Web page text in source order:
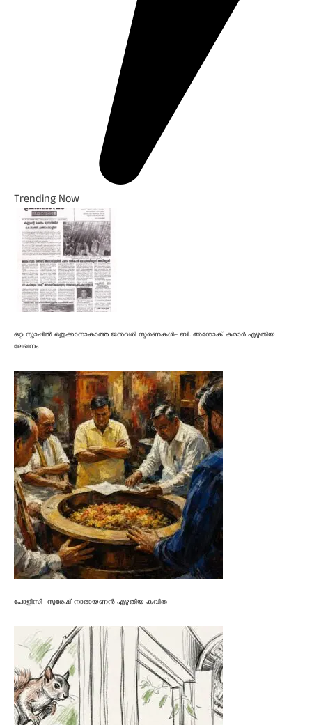
Trending Now
ഒറ്റ സ്നാപ്പിൽ ഒതുക്കാനാകാത്ത ജനുവരി സ്മരണകൾ- ബി. അശോക് കുമാർ എഴുതിയ
ലേഖനം
പോളിസി- സുരേഷ് നാരായണൻ എഴുതിയ കവിത